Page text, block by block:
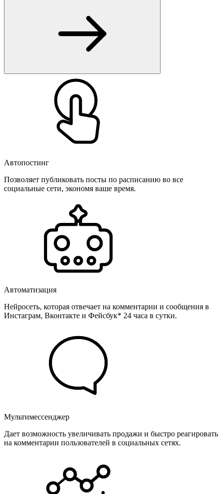
Автопостинг
Позволяет публиковать посты по расписанию во все
социальные сети, экономя ваше время.
Автоматизация
Нейросеть, которая отвечает на комментарии и сообщения в
Инстаграм, Вконтакте и Фейсбук* 24 часа в сутки.
Мультимессенджер
Дает возможность увеличивать продажи и быстро реагировать
на комментарии пользователей в социальных сетях.